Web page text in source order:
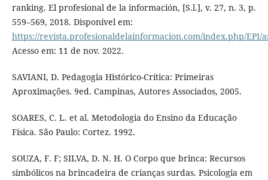
ranking. El profesional de la información, [S.l.], v. 27, n. 3, p.
559–569, 2018. Disponível em:
https://revista.profesionaldelainformacion.com/index.php/EPI/
Acesso em: 11 de nov. 2022.
SAVIANI, D. Pedagogia Histórico-Crítica: Primeiras
Aproximações. 9ed. Campinas, Autores Associados, 2005.
SOARES, C. L. et al. Metodologia do Ensino da Educação
Física. São Paulo: Cortez. 1992.
SOUZA, F. F; SILVA, D. N. H. O Corpo que brinca: Recursos
simbólicos na brincadeira de crianças surdas. Psicologia em